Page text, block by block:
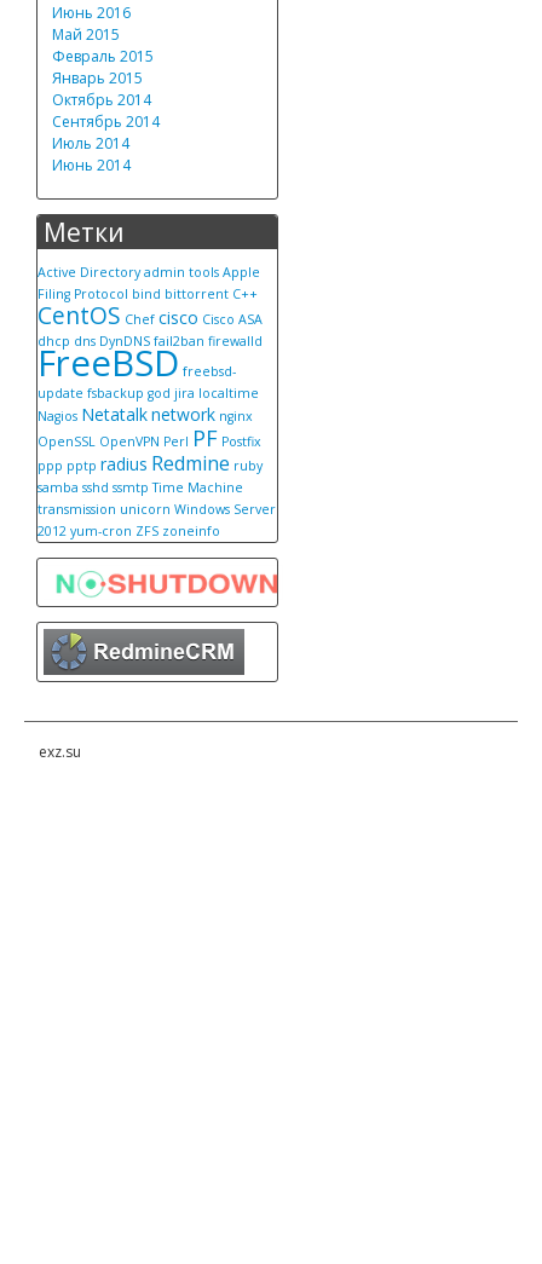
Июнь 2016
Май 2015
Февраль 2015
Январь 2015
Октябрь 2014
Сентябрь 2014
Июль 2014
Июнь 2014
Метки
Active Directory admin tools Apple
Filing Protocol bind bittorrent C++
CentOS Chef cisco Cisco ASA
dhcp dns DynDNS fail2ban firewalld
FreeBSD freebsd-
update fsbackup god jira localtime
Nagios Netatalknetwork nginx
OpenSSL OpenVPN Perl PF Postfix
ppp pptp radius Redmine ruby
samba sshd ssmtp Time Machine
transmission unicorn Windows Server
2012 yum-cron ZFS zoneinfo
exz.su